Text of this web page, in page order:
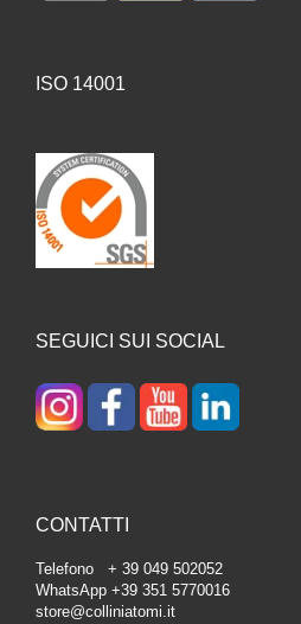
ISO 14001
SEGUICI SUI SOCIAL
CONTATTI
Telefono + 39 049 502052
WhatsApp +39 351 5770016
store@colliniatomi.it